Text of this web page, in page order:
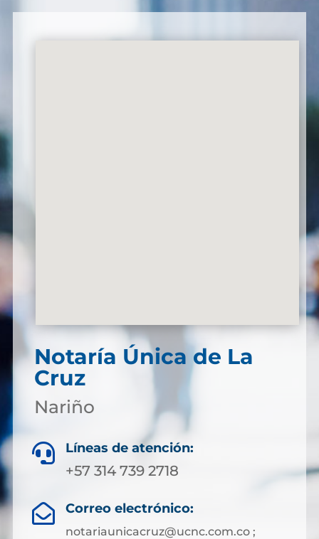
Notaría Única de La
Cruz
Nariño
 Líneas de atención:
+57 314 739 2718
 Correo electrónico:
notariaunicacruz@ucnc.com.co ;